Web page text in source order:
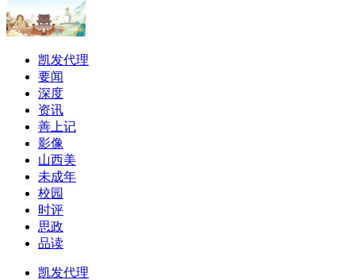
凯发代理
要闻
深度
资讯
善上记
影像
山西美
未成年
校园
时评
思政
品读
凯发代理